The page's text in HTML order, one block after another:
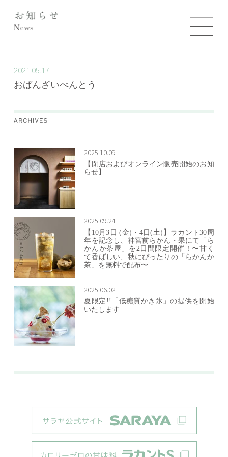
2021.05.17
おばんざいべんとう
2025.10.09
【閉店およびオンライン販売開始のお知
らせ】
2025.09.24
【10月3日 (金)・4日(土)】ラカント30周
年を記念し、神宮前らかん・果にて「ら
かんか茶屋」を2日間限定開催！〜甘く
て香ばしい、秋にぴったりの「らかんか
茶」を無料で配布〜
2025.06.02
夏限定!!「低糖質かき氷」の提供を開始
いたします